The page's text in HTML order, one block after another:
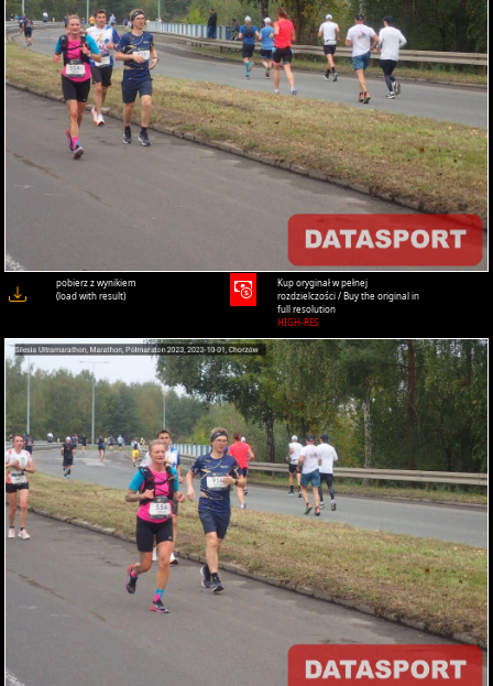
pobierz z wynikiem
(load with result)
Kup oryginał w pełnej
rozdzielczości / Buy the original in
full resolution
HIGH-RES